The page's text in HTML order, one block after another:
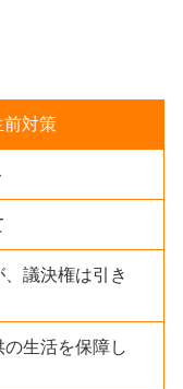
前対策
議決権は引き
生活を保障し